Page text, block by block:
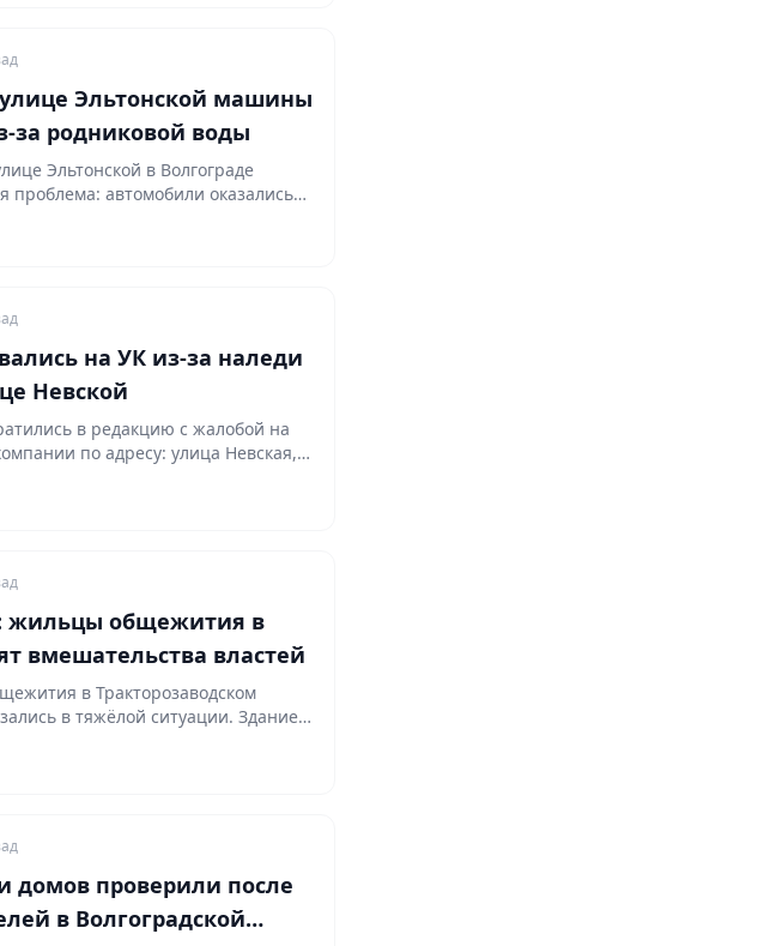
Эльтонской машины
за родниковой воды
Эльтонской в Волгограде
проблема: автомобили оказались
на УК из-за наледи
Невской
в редакцию с жалобой на
по адресу: улица Невская,…
жильцы общежития в
вмешательства властей
в Тракторозаводском
в тяжёлой ситуации. Здание,
домов проверили после
в Волгоградской